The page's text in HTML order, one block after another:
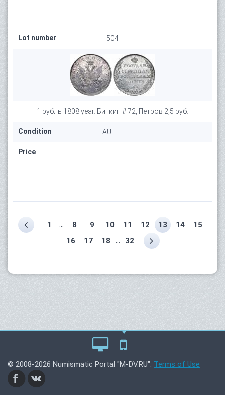
Lot number 504
1 рубль 1808 year. Биткин # 72, Петров 2,5 руб.
Condition AU
Price
1 8 9 10 11 12 13 14
15
16
17 18 32
© 2008-2026 Numismatic Portal "M-DV.RU". Terms of Use